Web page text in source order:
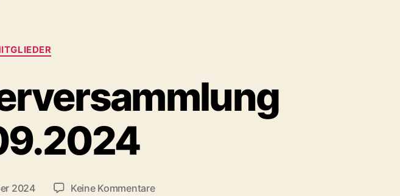
2024 Keine Kommentarezu